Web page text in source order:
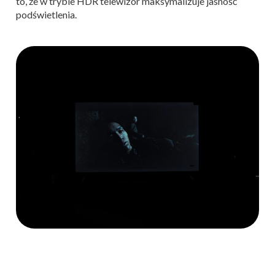
podświetlenia.